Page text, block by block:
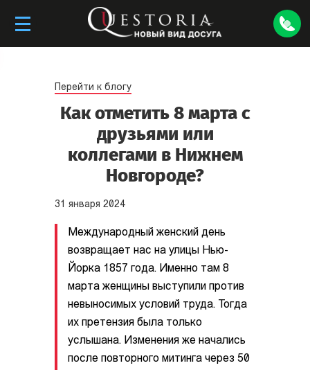
Перейти к блогу
Как отметить 8 марта с
друзьями или
коллегами в Нижнем
Новгороде?
31 января 2024
Международный женский день
возвращает нас на улицы Нью-
Йорка 1857 года. Именно там 8
марта женщины выступили против
невыносимых условий труда. Тогда
их претензия была только
услышана. Изменения же начались
после повторного митинга через 50